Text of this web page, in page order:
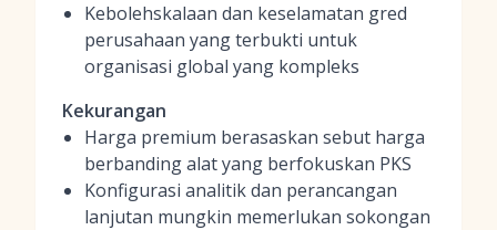
Kebolehskalaan dan keselamatan gred
perusahaan yang terbukti untuk
organisasi global yang kompleks
Kekurangan
Harga premium berasaskan sebut harga
berbanding alat yang berfokuskan PKS
Konfigurasi analitik dan perancangan
lanjutan mungkin memerlukan sokongan